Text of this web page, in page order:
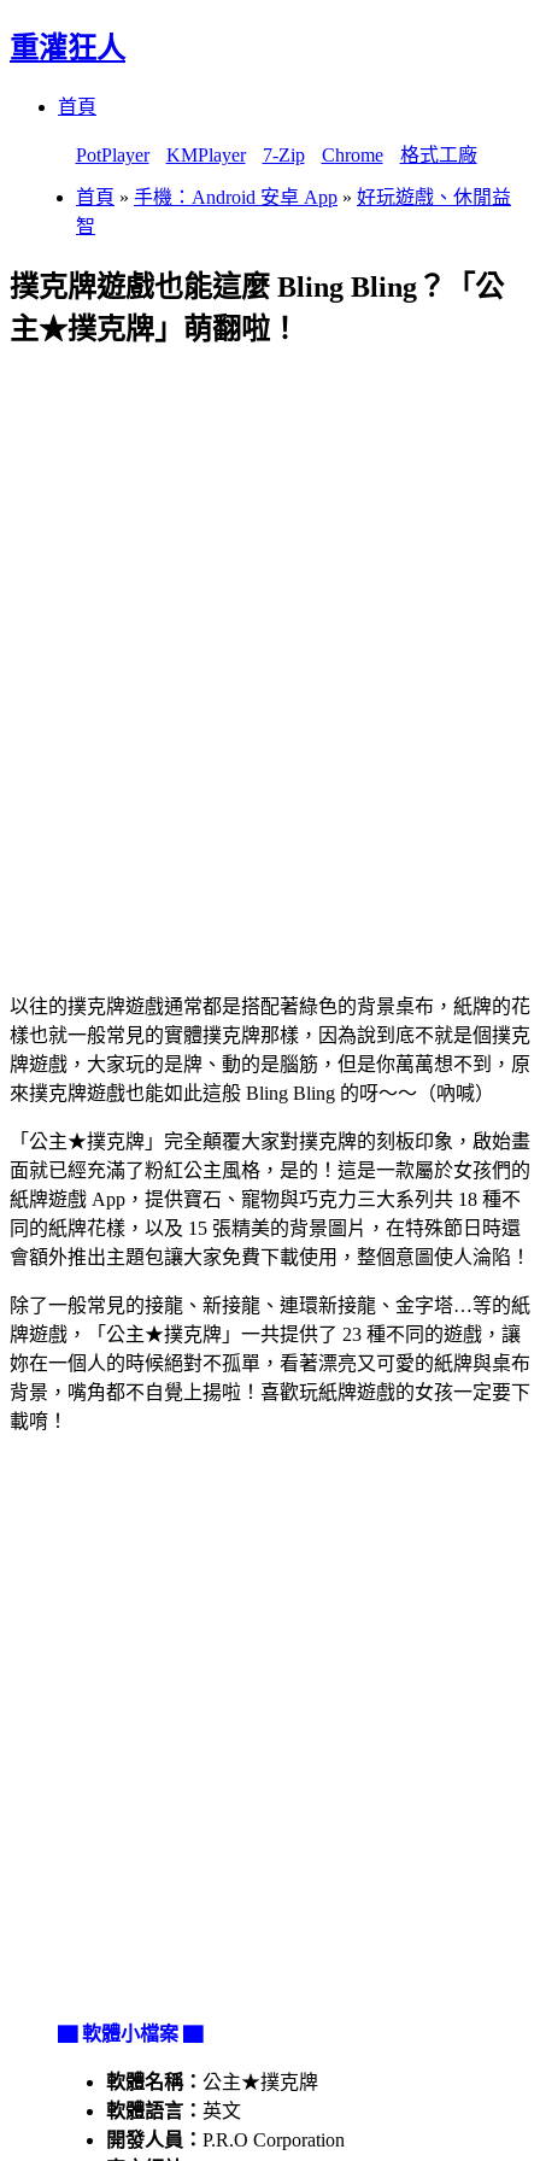
重灌狂人
首頁
PotPlayer KMPlayer 7-Zip Chrome 格式工廠
首頁 » 手機：Android 安卓 App » 好玩遊戲、休閒益
智
撲克牌遊戲也能這麼 Bling Bling？「公
主★撲克牌」萌翻啦！
以往的撲克牌遊戲通常都是搭配著綠色的背景桌布，紙牌的花
樣也就一般常見的實體撲克牌那樣，因為說到底不就是個撲克
牌遊戲，大家玩的是牌、動的是腦筋，但是你萬萬想不到，原
來撲克牌遊戲也能如此這般 Bling Bling 的呀～～（吶喊）
「公主★撲克牌」完全顛覆大家對撲克牌的刻板印象，啟始畫
面就已經充滿了粉紅公主風格，是的！這是一款屬於女孩們的
紙牌遊戲 App，提供寶石、寵物與巧克力三大系列共 18 種不
同的紙牌花樣，以及 15 張精美的背景圖片，在特殊節日時還
會額外推出主題包讓大家免費下載使用，整個意圖使人淪陷！
除了一般常見的接龍、新接龍、連環新接龍、金字塔…等的紙
牌遊戲，「公主★撲克牌」一共提供了 23 種不同的遊戲，讓
妳在一個人的時候絕對不孤單，看著漂亮又可愛的紙牌與桌布
背景，嘴角都不自覺上揚啦！喜歡玩紙牌遊戲的女孩一定要下
載唷！
▇ 軟體小檔案 ▇
軟體名稱： 公主★撲克牌
軟體語言： 英文
開發人員： P.R.O Corporation